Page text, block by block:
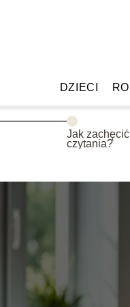
DZIECI
Jak
czytania?